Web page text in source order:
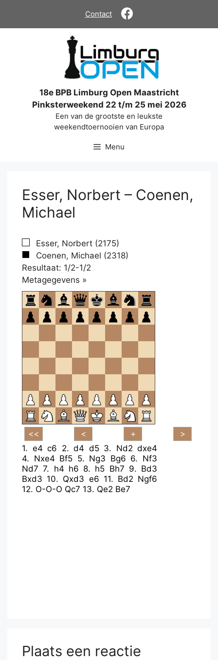
de
Contact
18e BPB Limburg Open Maastricht
Pinksterweekend 22 t/m 25 mei 2026
Een van de grootste en leukste
weekendtoernooien van Europa
Menu
Esser, Norbert – Coenen,
Michael
Esser, Norbert (2175)
Coenen, Michael (2318)
Resultaat: 1/2-1/2
Metagegevens »
om
te
openen.
1. e4 c6 2. d4 d5 3. Nd2 dxe4
4. Nxe4 Bf5 5. Ng3 Bg6 6. Nf3
Nd7 7. h4 h6 8. h5 Bh7 9. Bd3
Bxd3 10. Qxd3 e6 11. Bd2 Ngf6
12. O-O-O Qc7 13. Qe2 Be7
Plaats een reactie